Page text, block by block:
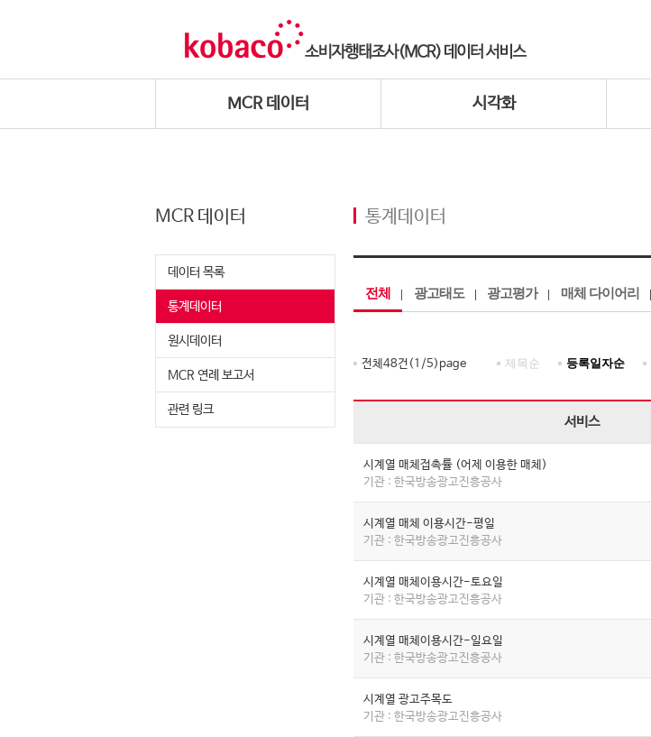
MCR 데이터 시각화
MCR 데이터
데이터 목록
통계데이터
원시데이터
MCR 연례 보고서
관련 링크
통계데이터
전체 광고태도 광고평가 매체 다이어리
전체 48건(1 /5)page 제목순 등록일자순
서비스
시계열 매체접촉률 (어제 이용한 매체)
기관 : 한국방송광고진흥공사
시계열 매체 이용시간-평일
기관 : 한국방송광고진흥공사
시계열 매체이용시간-토요일
기관 : 한국방송광고진흥공사
시계열 매체이용시간-일요일
기관 : 한국방송광고진흥공사
시계열 광고주목도
기관 : 한국방송광고진흥공사